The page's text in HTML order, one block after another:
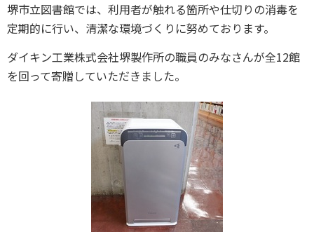
堺市立図書館では、利用者が触れる箇所や仕切りの消毒を
定期的に行い、清潔な環境づくりに努めております。
ダイキン工業株式会社堺製作所の職員のみなさんが全12館
を回って寄贈していただきました。